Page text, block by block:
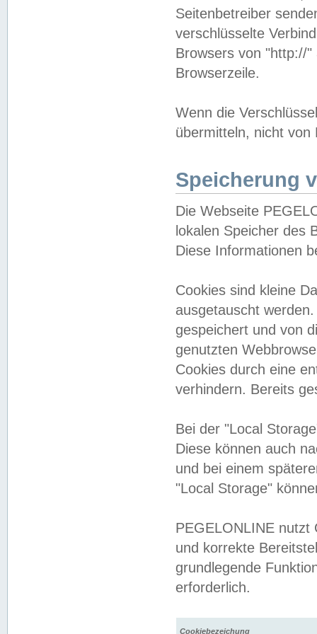
Seitenbetreiber
verschlüsselte
Browsers von "http://
Browserzeile.
Wenn die
übermitteln, nicht von
Speicherung
Die Webseite
lokalen Speicher des
Diese Informationen
Cookies sind kleine
ausgetauscht
gespeichert und von
genutzten
Cookies durch eine
verhindern. Bereits
Bei der "Local
Diese können auch
und bei einem
"Local Storage"
PEGELONLINE nutzt
und korrekte
grundlegende
erforderlich.
Cookiebezeichung